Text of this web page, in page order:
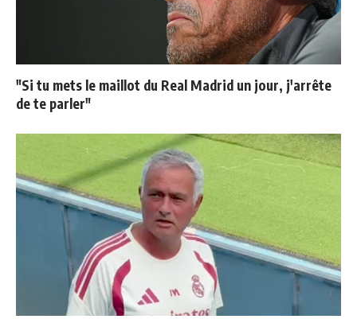
"Si tu mets le maillot du Real Madrid un jour, j'arrête
de te parler"